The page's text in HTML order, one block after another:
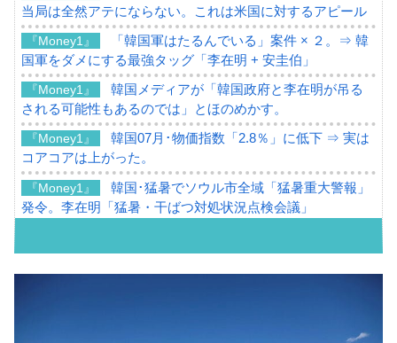
当局は全然アテにならない。これは米国に対するアピール
『Money1』
「韓国軍はたるんでいる」案件 × ２。⇒ 韓
国軍をダメにする最強タッグ「李在明 + 安圭伯」
『Money1』
韓国メディアが「韓国政府と李在明が吊る
される可能性もあるのでは」とほのめかす。
『Money1』
韓国07月･物価指数「2.8％」に低下 ⇒ 実は
コアコアは上がった。
『Money1』
韓国･猛暑でソウル市全域「猛暑重大警報」
発令。李在明「猛暑・干ばつ対処状況点検会議」
07月販売台数は去年のほぼ半分「71台」しか売れなかっ
た。『起亜』は9台だけ